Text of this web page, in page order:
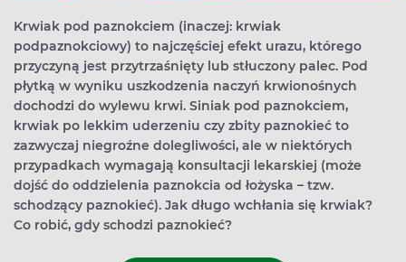
Krwiak pod paznokciem (inaczej: krwiak
podpaznokciowy) to najczęściej efekt urazu, którego
przyczyną jest przytrzaśnięty lub stłuczony palec. Pod
płytką w wyniku uszkodzenia naczyń krwionośnych
dochodzi do wylewu krwi. Siniak pod paznokciem,
krwiak po lekkim uderzeniu czy zbity paznokieć to
zazwyczaj niegroźne dolegliwości, ale w niektórych
przypadkach wymagają konsultacji lekarskiej (może
dojść do oddzielenia paznokcia od łożyska – tzw.
schodzący paznokieć). Jak długo wchłania się krwiak?
Co robić, gdy schodzi paznokieć?